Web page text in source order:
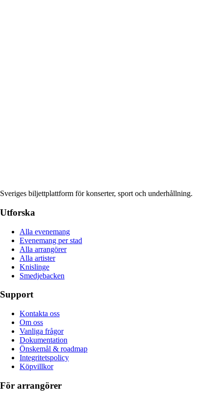
Sveriges biljettplattform för konserter, sport och underhållning.
Utforska
Alla evenemang
Evenemang per stad
Alla arrangörer
Alla artister
Knislinge
Smedjebacken
Support
Kontakta oss
Om oss
Vanliga frågor
Dokumentation
Önskemål & roadmap
Integritetspolicy
Köpvillkor
För arrangörer